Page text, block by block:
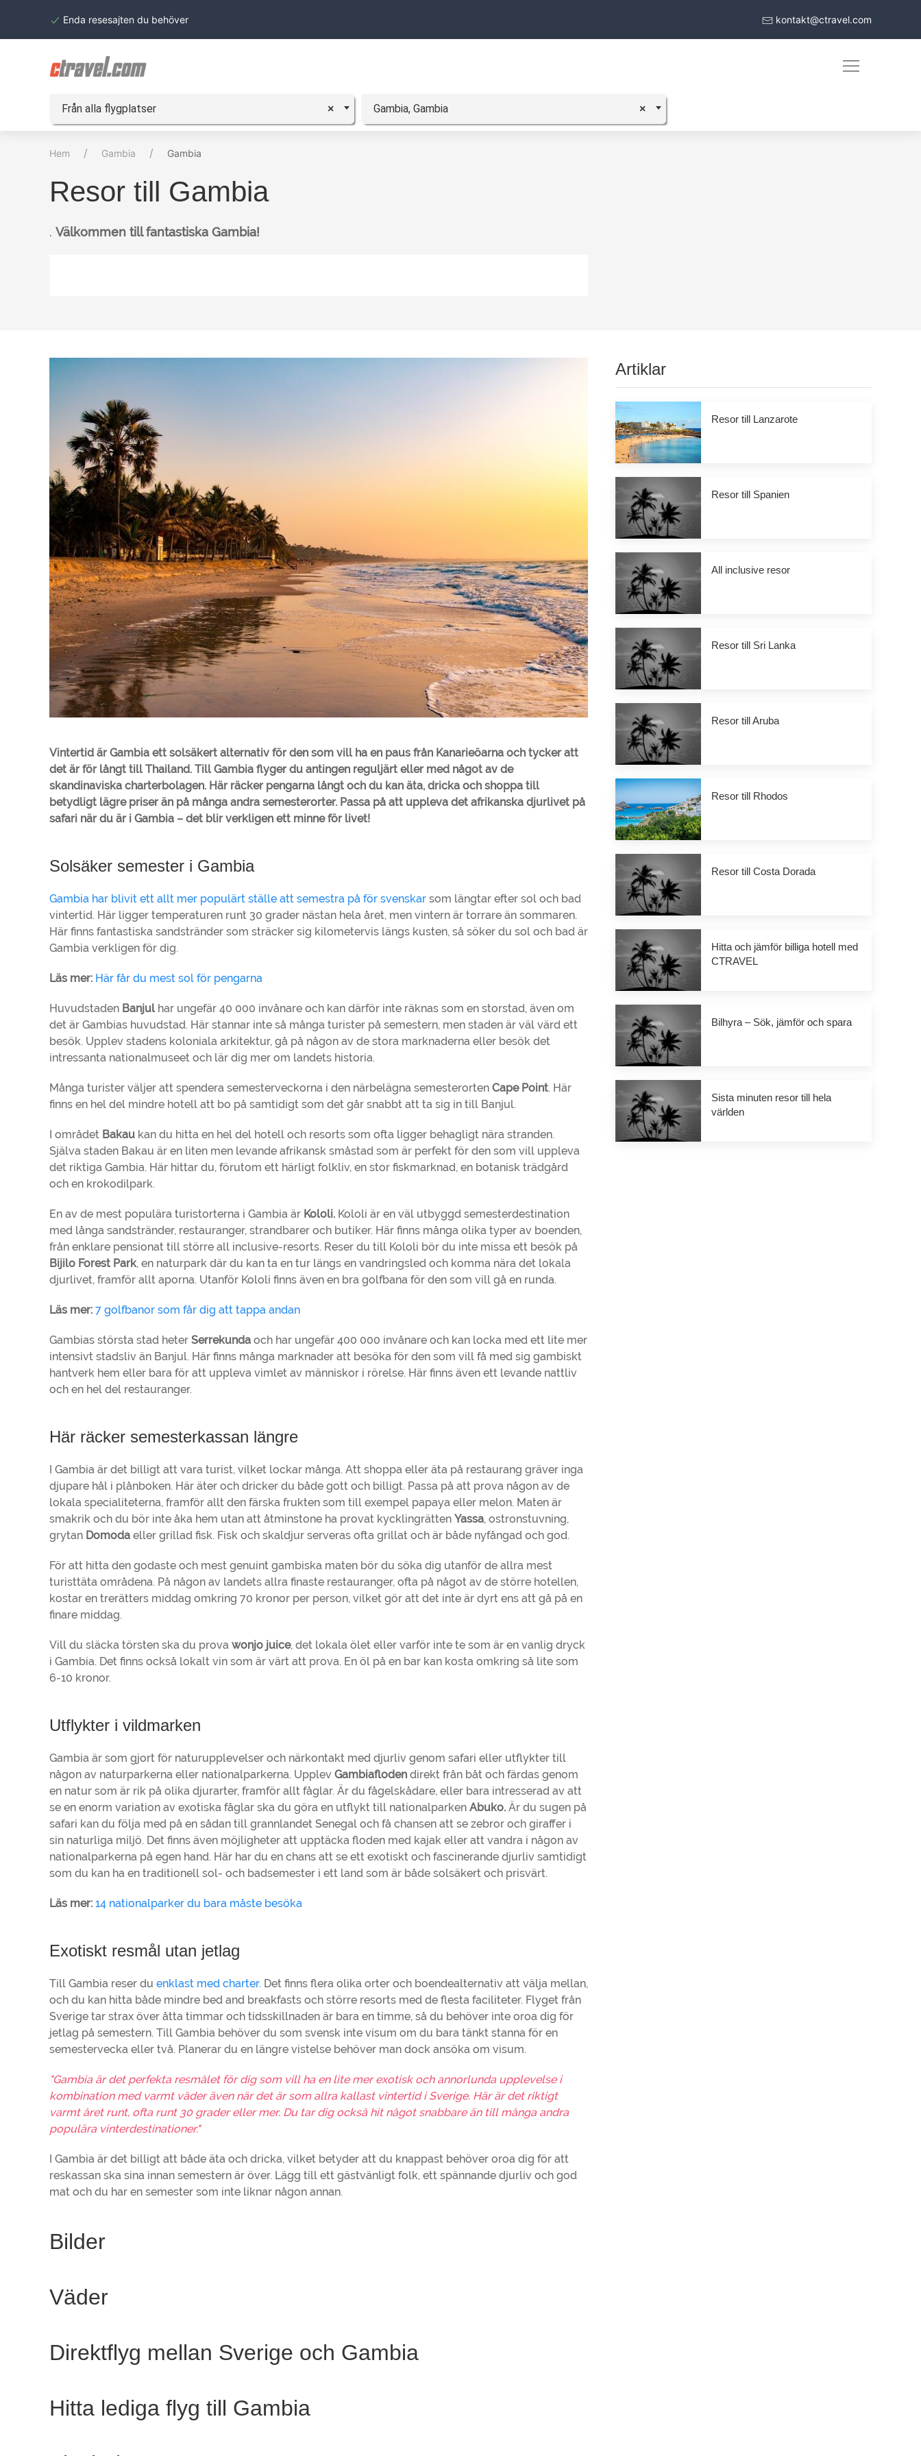
Enda resesajten du behöver kontakt@ctravel.com
×
Från alla flygplatser ×
Gambia, Gambia
Hem Gambia Gambia
Resor till Gambia
. Välkommen till fantastiska Gambia!
Vintertid är Gambia ett solsäkert alternativ för den som vill ha en paus från Kanarieöarna och tycker att
det är för långt till Thailand. Till Gambia flyger du antingen reguljärt eller med något av de
skandinaviska charterbolagen. Här räcker pengarna långt och du kan äta, dricka och shoppa till
betydligt lägre priser än på många andra semesterorter. Passa på att uppleva det afrikanska djurlivet på
safari när du är i Gambia – det blir verkligen ett minne för livet!
Solsäker semester i Gambia
Gambia har blivit ett allt mer populärt ställe att semestra på för svenskar som längtar efter sol och bad
vintertid. Här ligger temperaturen runt 30 grader nästan hela året, men vintern är torrare än sommaren.
Här finns fantastiska sandstränder som sträcker sig kilometervis längs kusten, så söker du sol och bad är
Gambia verkligen för dig.
Läs mer: Här får du mest sol för pengarna
Huvudstaden Banjul har ungefär 40 000 invånare och kan därför inte räknas som en storstad, även om
det är Gambias huvudstad. Här stannar inte så många turister på semestern, men staden är väl värd ett
besök. Upplev stadens koloniala arkitektur, gå på någon av de stora marknaderna eller besök det
intressanta nationalmuseet och lär dig mer om landets historia.
Många turister väljer att spendera semesterveckorna i den närbelägna semesterorten Cape Point. Här
finns en hel del mindre hotell att bo på samtidigt som det går snabbt att ta sig in till Banjul.
I området Bakau kan du hitta en hel del hotell och resorts som ofta ligger behagligt nära stranden.
Själva staden Bakau är en liten men levande afrikansk småstad som är perfekt för den som vill uppleva
det riktiga Gambia. Här hittar du, förutom ett härligt folkliv, en stor fiskmarknad, en botanisk trädgård
och en krokodilpark.
En av de mest populära turistorterna i Gambia är Kololi. Kololi är en väl utbyggd semesterdestination
med långa sandstränder, restauranger, strandbarer och butiker. Här finns många olika typer av boenden,
från enklare pensionat till större all inclusive-resorts. Reser du till Kololi bör du inte missa ett besök på
Bijilo Forest Park, en naturpark där du kan ta en tur längs en vandringsled och komma nära det lokala
djurlivet, framför allt aporna. Utanför Kololi finns även en bra golfbana för den som vill gå en runda.
Läs mer: 7 golfbanor som får dig att tappa andan
Gambias största stad heter Serrekunda och har ungefär 400 000 invånare och kan locka med ett lite mer
intensivt stadsliv än Banjul. Här finns många marknader att besöka för den som vill få med sig gambiskt
hantverk hem eller bara för att uppleva vimlet av människor i rörelse. Här finns även ett levande nattliv
och en hel del restauranger.
Här räcker semesterkassan längre
I Gambia är det billigt att vara turist, vilket lockar många. Att shoppa eller äta på restaurang gräver inga
djupare hål i plånboken. Här äter och dricker du både gott och billigt. Passa på att prova någon av de
lokala specialiteterna, framför allt den färska frukten som till exempel papaya eller melon. Maten är
smakrik och du bör inte åka hem utan att åtminstone ha provat kycklingrätten Yassa, ostronstuvning,
grytan Domoda eller grillad fisk. Fisk och skaldjur serveras ofta grillat och är både nyfångad och god.
För att hitta den godaste och mest genuint gambiska maten bör du söka dig utanför de allra mest
turisttäta områdena. På någon av landets allra finaste restauranger, ofta på något av de större hotellen,
kostar en trerätters middag omkring 70 kronor per person, vilket gör att det inte är dyrt ens att gå på en
finare middag.
Vill du släcka törsten ska du prova wonjo juice, det lokala ölet eller varför inte te som är en vanlig dryck
i Gambia. Det finns också lokalt vin som är värt att prova. En öl på en bar kan kosta omkring så lite som
6-10 kronor.
Utflykter i vildmarken
Gambia är som gjort för naturupplevelser och närkontakt med djurliv genom safari eller utflykter till
någon av naturparkerna eller nationalparkerna. Upplev Gambiafloden direkt från båt och färdas genom
en natur som är rik på olika djurarter, framför allt fåglar. Är du fågelskådare, eller bara intresserad av att
se en enorm variation av exotiska fåglar ska du göra en utflykt till nationalparken Abuko. Är du sugen på
safari kan du följa med på en sådan till grannlandet Senegal och få chansen att se zebror och giraffer i
sin naturliga miljö. Det finns även möjligheter att upptäcka floden med kajak eller att vandra i någon av
nationalparkerna på egen hand. Här har du en chans att se ett exotiskt och fascinerande djurliv samtidigt
som du kan ha en traditionell sol- och badsemester i ett land som är både solsäkert och prisvärt.
Läs mer: 14 nationalparker du bara måste besöka
Exotiskt resmål utan jetlag
Till Gambia reser du enklast med charter. Det finns flera olika orter och boendealternativ att välja mellan,
och du kan hitta både mindre bed and breakfasts och större resorts med de flesta faciliteter. Flyget från
Sverige tar strax över åtta timmar och tidsskillnaden är bara en timme, så du behöver inte oroa dig för
jetlag på semestern. Till Gambia behöver du som svensk inte visum om du bara tänkt stanna för en
semestervecka eller två. Planerar du en längre vistelse behöver man dock ansöka om visum.
"Gambia är det perfekta resmålet för dig som vill ha en lite mer exotisk och annorlunda upplevelse i
kombination med varmt väder även när det är som allra kallast vintertid i Sverige. Här är det riktigt
varmt året runt, ofta runt 30 grader eller mer. Du tar dig också hit något snabbare än till många andra
populära vinterdestinationer."
I Gambia är det billigt att både äta och dricka, vilket betyder att du knappast behöver oroa dig för att
reskassan ska sina innan semestern är över. Lägg till ett gästvänligt folk, ett spännande djurliv och god
mat och du har en semester som inte liknar någon annan.
Bilder
Väder
Direktflyg mellan Sverige och Gambia
Hitta lediga flyg till Gambia
Artiklar
Resor till Lanzarote
Resor till Spanien
All inclusive resor
Resor till Sri Lanka
Resor till Aruba
Resor till Rhodos
Resor till Costa Dorada
Hitta och jämför billiga hotell med
CTRAVEL
Bilhyra – Sök, jämför och spara
Sista minuten resor till hela
världen